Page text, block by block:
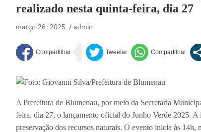
realizado nesta quinta-feira, dia 27
março 26, 2025 admin
Foto: Giovanni Silva/Prefeitura de Blumenau
A Prefeitura de Blumenau, por meio da Secretaria
feira, dia 27, o lançamento oficial do Junho Verde 2025.
preservação dos recursos naturais. O evento inicia às